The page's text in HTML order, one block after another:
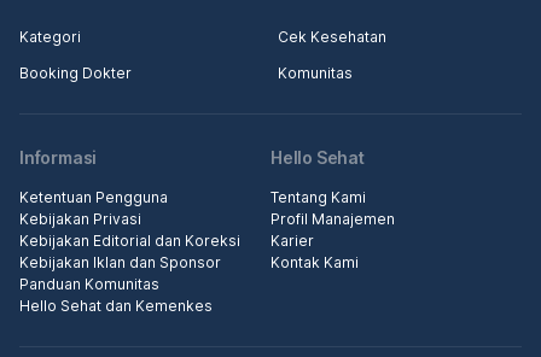
Kategori
Cek Kesehatan
Booking Dokter
Komunitas
Informasi
Ketentuan Pengguna
Kebijakan Privasi
Kebijakan Editorial dan Koreksi
Kebijakan Iklan dan Sponsor
Panduan Komunitas
Hello Sehat dan Kemenkes
Hello Sehat
Tentang Kami
Profil Manajemen
Karier
Kontak Kami